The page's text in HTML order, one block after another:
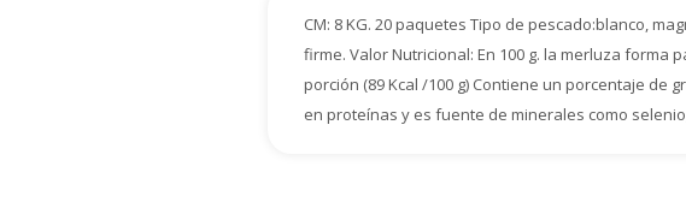
CM: 8 KG. 20 paquetes Tipo de pescado:blanco,
firme. Valor Nutricional: En 100 g. la merluza
porción (89 Kcal /100 g) Contiene un porcentaje de
en proteínas y es fuente de minerales como